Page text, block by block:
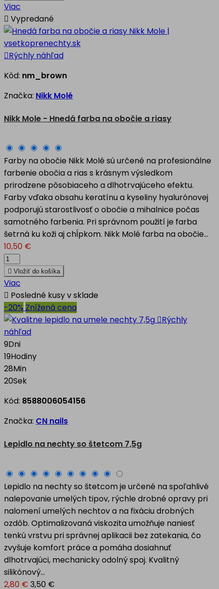
Viac
 Vypredané
Rýchly náhľad
Kód: nm_brown
Značka: Nikk Molé
Nikk Mole - Hnedá farba na obočie a riasy
Farby na obočie Nikk Molé sú určené na profesionálne
farbenie obočia a rias s krásnym výsledkom
prirodzene pôsobiaceho a dlhotrvajúceho efektu.
Farby vďaka obsahu keratínu a kyseliny hyalurónovej
podporujú starostlivosť o obočie a mihalnice počas
samotného farbenia. Pri správnom použití je farba
šetrná ku koži aj chĺpkom. Nikk Molé farba na obočie...
10,50 €
 Vložiť do košíka
Viac
 Posledné kusy v sklade
-20% Znížená cena
Rýchly
náhľad
9Dni
19Hodiny
28Min
19Sek
Kód: 8588006054156
Značka: CN nails
Lepidlo na nechty so štetcom 7,5g
Lepidlo na nechty so štetcom je určené na spoľahlivé
nalepovanie umelých tipov, rýchle drobné opravy pri
nalomení umelých nechtov a na fixáciu drobných
ozdôb. Optimalizovaná viskozita umožňuje naniesť
tenkú vrstvu pri správnej aplikacii bez zatekania, čo
zvyšuje komfort práce a pomáha dosiahnuť
dlhotrvajúci, mechanicky odolný spoj. Kvalitný
silikónový...
2,80 € 3,50 €